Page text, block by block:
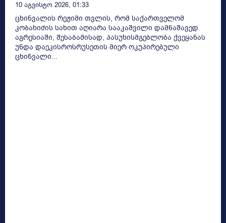
10 Აგვისტო 2026, 01:33
ცხინვალის რეჟიმი თვლის, რომ საქართველომ
კობახიძის სახით აღიარა სააკაშვილი დამნაშავედ
აგრესიაში, შესაბამისად, პასუხისმგებლობა ქვეყანას
უნდა დაეკისროსრუსეთის მიერ ოკუპირებული
ცხინვალი...